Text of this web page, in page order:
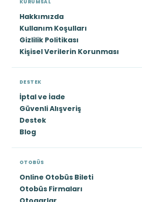
KURUMSAL
Hakkımızda
Kullanım Koşulları
Gizlilik Politikası
Kişisel Verilerin Korunması
DESTEK
İptal ve İade
Güvenli Alışveriş
Destek
Blog
OTOBÜS
Online Otobüs Bileti
Otobüs Firmaları